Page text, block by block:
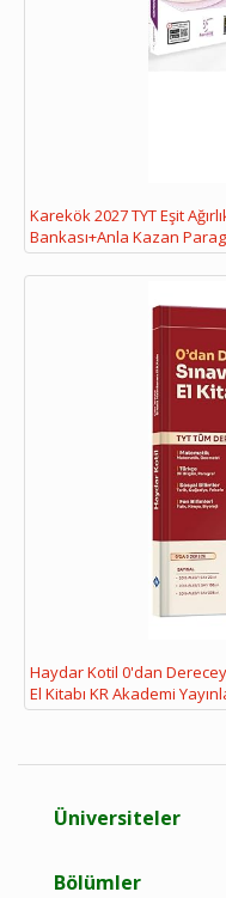
Karekök 2027 TYT Eşit
Bankası+Anla Kazan
Haydar Kotil 0'dan
El Kitabı KR Akademi
Üniversiteler
Bölümler